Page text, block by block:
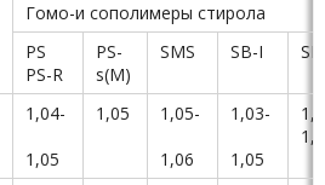
Гомо-и сополимеры стирола
PS
PS-R
PS-
s(M)
SMS SB-I
1,04-
1,05
1,05
1,05-
1,06
1,03-
1,05